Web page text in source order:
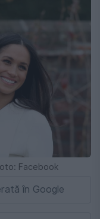
Facebook
în Google